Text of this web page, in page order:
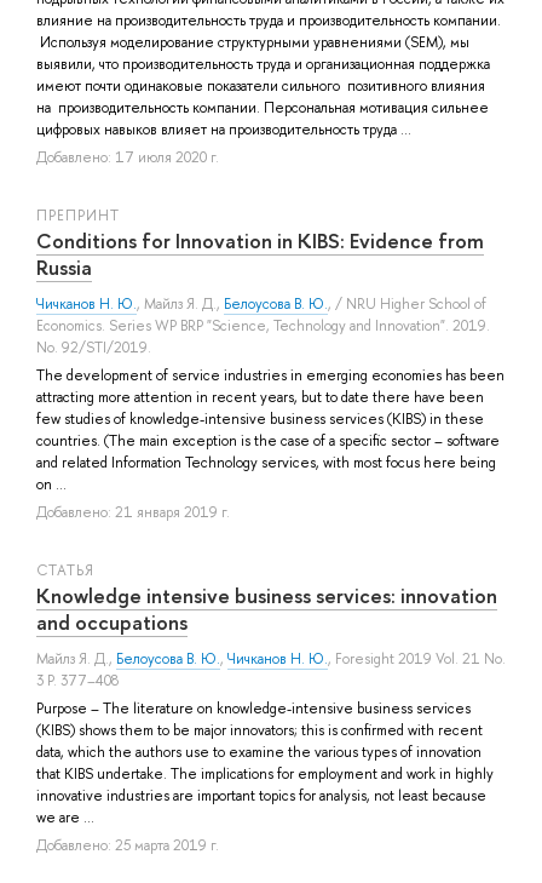
влияние на производительность труда и производительность компании.
Используя моделирование структурными уравнениями (SEM), мы
выявили, что производительность труда и организационная поддержка
имеют почти одинаковые показатели сильного позитивного влияния
на производительность компании. Персональная мотивация сильнее
цифровых навыков влияет на производительность труда ...
Добавлено: 17 июля 2020 г.
ПРЕПРИНТ
Conditions for Innovation in KIBS: Evidence from
Russia
Чичканов Н. Ю., Майлз Я. Д., Белоусова В. Ю., / NRU Higher School of
Economics. Series WP BRP "Science, Technology and Innovation". 2019.
No. 92/STI/2019.
The development of service industries in emerging economies has been
attracting more attention in recent years, but to date there have been
few studies of knowledge-intensive business services (KIBS) in these
countries. (The main exception is the case of a specific sector – software
and related Information Technology services, with most focus here being
on ...
Добавлено: 21 января 2019 г.
СТАТЬЯ
Knowledge intensive business services: innovation
and occupations
Майлз Я. Д., Белоусова В. Ю., Чичканов Н. Ю., Foresight 2019 Vol. 21 No.
3 P. 377–408
Purpose – The literature on knowledge-intensive business services
(KIBS) shows them to be major innovators; this is confirmed with recent
data, which the authors use to examine the various types of innovation
that KIBS undertake. The implications for employment and work in highly
innovative industries are important topics for analysis, not least because
we are ...
Добавлено: 25 марта 2019 г.